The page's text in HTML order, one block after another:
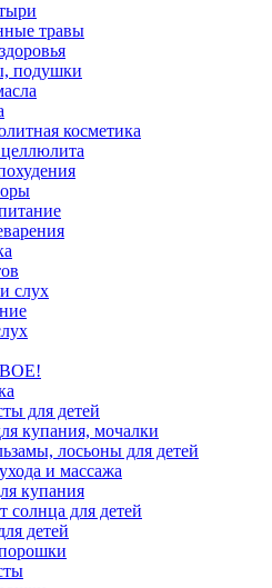
травы
подушки
косметика
слух
для детей
купания, мочалки
лосьоны для детей
и массажа
купания
солнца для детей
детей